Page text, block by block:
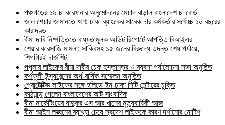
পঞ্চগড়ের ১৯ চা কারখানার অনুমোদনের মেয়াদ বাড়াল বাংলাদেশ চা বোর্ড
জাল শেয়ার জামানতে ঋণ: ঢাকা ব্যাংকের সাবেক চার কর্মকর্তার সর্বোচ্চ ১০ বছরের
কারাদণ্ড
বীমা দাবি নিষ্পত্তিতে বাধ্যতামূলক অডিট রিপোর্টে আপত্তি বিআইএর
শেয়ার কারসাজি মামলা: সাকিবসহ ১৫ জনের বিরুদ্ধে তদন্ত শেষ পর্যায়ে,
শিগগিরই চার্জশিট
পপুলার লাইফের বীমা দাবীর চেক হস্তান্তর ও ব্যবসা পর্যালোচনা সভা অনুষ্ঠিত
কর্ণফুলী ইন্স্যুরেন্সের অর্ধ-বার্ষিক সম্মেলন অনুষ্ঠিত
প্রোটেক্টিভ লাইফের সঙ্গে হলিডে ইন ঢাকা সিটি সেন্টারের চুক্তি
কাঠমান্ডু গেলেন বাংলাদেশের আট সাংবাদিক
বীমা মার্কেটিংয়ের যাদুকর এস আর খানের মৃত্যুবার্ষিকী আজ
বীমা আইন লঙ্ঘনের ব্যাখ্যা চেয়ে স্বদেশ লাইফকে কারণ দর্শানোর নোটিশ